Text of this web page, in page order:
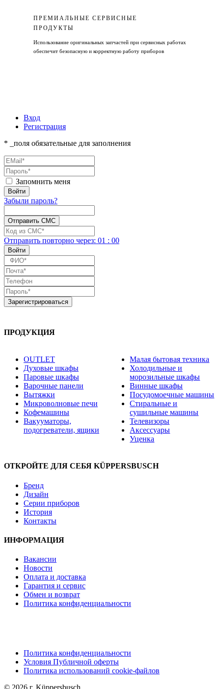
ПРЕМИАЛЬНЫЕ СЕРВИСНЫЕ
ПРОДУКТЫ
Использование оригинальных запчастей при сервисных работах
обеспечит безопасную и корректную работу приборов
Вход
Регистрация
* _поля обязательные для заполнения
Запомнить меня
Забыли пароль?
Отправить повторно через: 01 : 00
ПРОДУКЦИЯ
OUTLET
Духовые шкафы
Паровые шкафы
Варочные панели
Вытяжки
Микроволновые печи
Кофемашины
Вакууматоры,
подогреватели, ящики
Малая бытовая техника
Холодильные и
морозильные шкафы
Винные шкафы
Посудомоечные машины
Стиральные и
сушильные машины
Телевизоры
Аксессуары
Уценка
ОТКРОЙТЕ ДЛЯ СЕБЯ KÜPPERSBUSCH
Бренд
Дизайн
Серии приборов
История
Контакты
ИНФОРМАЦИЯ
Вакансии
Новости
Оплата и доставка
Гарантия и сервис
Обмен и возврат
Политика конфиденциальности
Политика конфиденциальности
Условия Публичной оферты
Политика использований cookie-файлов